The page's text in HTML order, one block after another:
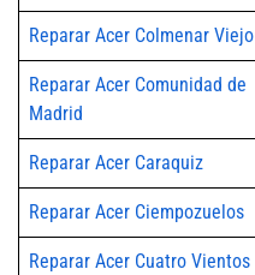
Reparar Acer Colmenar Viejo
Reparar Acer Comunidad de
Madrid
Reparar Acer Caraquiz
Reparar Acer Ciempozuelos
Reparar Acer Cuatro Vientos